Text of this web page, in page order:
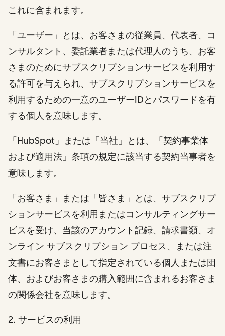
これに含まれます。
「ユーザー」とは、お客さまの従業員、代表者、コ
ンサルタント、委託業者または代理人のうち、お客
さまのためにサブスクリプションサービスを利用す
る許可を与えられ、サブスクリプションサービスを
利用するための一意のユーザーIDとパスワードを有
する個人を意味します。
「HubSpot」または「当社」とは、「契約事業体
および適用法」条項の規定に該当する契約当事者を
意味します。
「お客さま」または「皆さま」とは、サブスクリプ
ションサービスを利用またはコンサルティングサー
ビスを受け、当該のアカウント記録、請求書類、オ
ンライン サブスクリプション プロセス、または注
文書にお客さまとして指定されている個人または団
体、およびお客さまの購入範囲に含まれるお客さま
の関係会社を意味します。
2. サービスの利用